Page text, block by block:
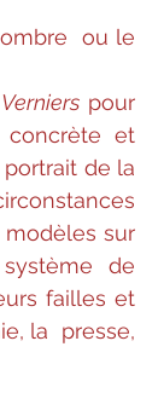
ou le
pour
et
de la
sur
de
failles et
la  presse,